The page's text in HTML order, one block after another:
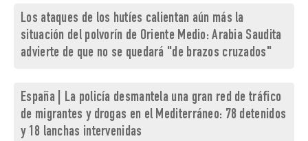
Los ataques de los hutíes calientan aún más la
situación del polvorín de Oriente Medio: Arabia Saudita
advierte de que no se quedará "de brazos cruzados"
España | La policía desmantela una gran red de tráfico
de migrantes y drogas en el Mediterráneo: 78 detenidos
y 18 lanchas intervenidas